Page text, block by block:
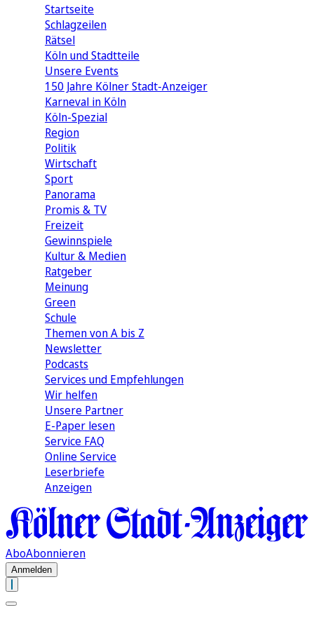
Startseite
Schlagzeilen
Rätsel
Köln und Stadtteile
Unsere Events
150 Jahre Kölner Stadt-Anzeiger
Karneval in Köln
Köln-Spezial
Region
Politik
Wirtschaft
Sport
Panorama
Promis & TV
Freizeit
Gewinnspiele
Kultur & Medien
Ratgeber
Meinung
Green
Schule
Themen von A bis Z
Newsletter
Podcasts
Services und Empfehlungen
Wir helfen
Unsere Partner
E-Paper lesen
Service FAQ
Online Service
Leserbriefe
Anzeigen
AboAbonnieren
Anmelden